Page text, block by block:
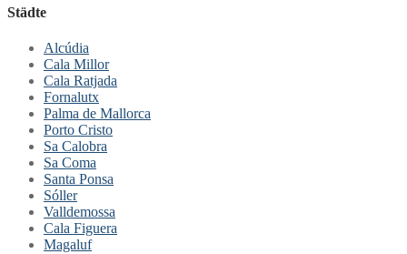
Städte
Alcúdia
Cala Millor
Cala Ratjada
Fornalutx
Palma de Mallorca
Porto Cristo
Sa Calobra
Sa Coma
Santa Ponsa
Sóller
Valldemossa
Cala Figuera
Magaluf